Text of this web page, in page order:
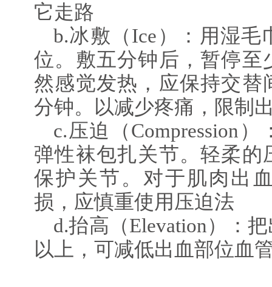
它走路
b.冰敷（Ice）：用湿
位。敷五分钟后，暂停至
然感觉发热，应保持交替
分钟。以减少疼痛，限制
c.压迫（Compression
弹性袜包扎关节。轻柔的
保护关节。对于肌肉出
损，应慎重使用压迫法
d.抬高（Elevation）：
以上，可减低出血部位血